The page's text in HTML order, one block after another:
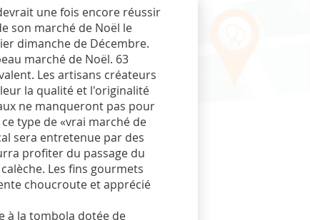
une fois encore réussir
son marché de Noël le
dimanche de Décembre.
marché de Noël. 63
Les artisans créateurs
la qualité et l'originalité
ne manqueront pas pour
type de «vrai marché de
sera entretenue par des
profiter du passage du
Les fins gourmets
choucroute et apprécié
à la tombola dotée de